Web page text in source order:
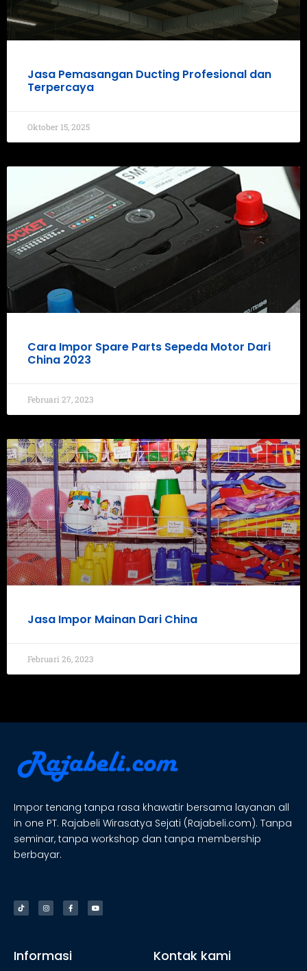
Jasa Pemasangan Ducting Profesional dan
Terpercaya
Oktober 15, 2025
Cara Impor Spare Parts Sepeda Motor Dari
China 2023
Februari 27, 2023
Jasa Impor Mainan Dari China
Februari 26, 2023
Impor tenang tanpa rasa khawatir bersama layanan all
in one PT. Rajabeli Wirasatya Sejati (Rajabeli.com). Tanpa
seminar, tanpa workshop dan tanpa membership
berbayar.
Informasi Kontak kami